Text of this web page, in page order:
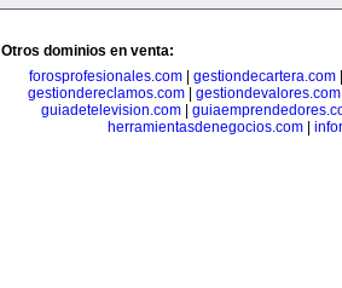
Otros dominios en venta:
forosprofesionales.com
gestiondecartera.com
gestiondereclamos.com| gestiondevalores.com
guiadetelevision.com
herramientasdenegocios.com